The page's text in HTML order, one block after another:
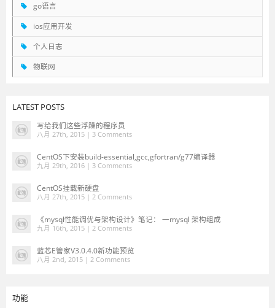
go语言
ios应用开发
个人日志
物联网
LATEST POSTS
写给我们这些浮躁的程序员
八月 27th, 2015 | 3 Comments
CentOS下安装build-essential,gcc,gfortran/g77编译器
九月 29th, 2016 | 3 Comments
CentOS挂载新硬盘
八月 27th, 2015 | 2 Comments
《mysql性能调优与架构设计》笔记： 一mysql 架构组成
九月 16th, 2015 | 2 Comments
蓝芯E管家V3.0.4.0新功能预览
八月 2nd, 2015 | 2 Comments
功能